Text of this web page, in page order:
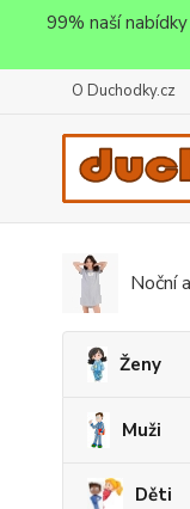
99% naší
O Duchodky.cz
Noční
Ženy
Muži
Děti